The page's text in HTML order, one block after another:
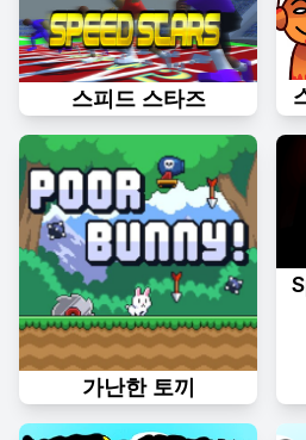
스피드 스타즈
가난한 토끼